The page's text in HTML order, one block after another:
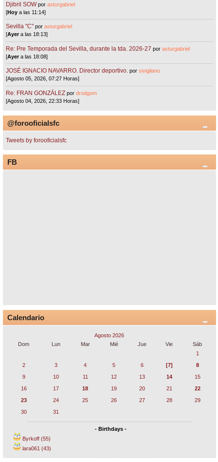
Djibril SOW porasturgabriel
[Hoy a las 11:14]
Sevilla "C"porasturgabriel
[Ayera las 18:13]
Re: Pre Temporada del Sevilla, durante la tda. 2026-27 porasturgabriel
[Ayera las 18:08]
JOSÉ IGNACIO NAVARRO. Director deportivo. porsivigliano
[Agosto 05, 2026, 07:27 Horas]
Re: FRAN GONZÁLEZ pordrodgom
[Agosto 04, 2026, 22:33 Horas]
@forooficialsfc
Tweets by forooficialsfc
FB
Calendario
Agosto 2026
Dom
Lun Mar Mié Jue Vie
Sáb
1
2
3 4 5 6 [7]
8
9
10 11 12 13 14
15
16
17 18 19 20 21
22
23
24 25 26 27 28
29
30
31
- Birthdays -
Byrkoff (55)
lara061 (43)